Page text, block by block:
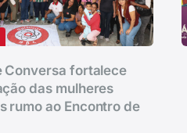
Conversa fortalece
das mulheres
rumo ao Encontro de